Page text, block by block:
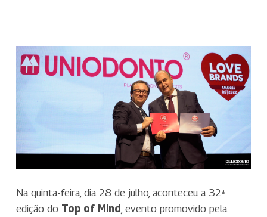
Na quinta-feira, dia 28 de julho, aconteceu a 32ª
edição do Top of Mind , evento promovido pela